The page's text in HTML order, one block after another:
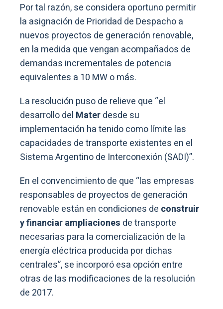
Por tal razón, se considera oportuno permitir
la asignación de Prioridad de Despacho a
nuevos proyectos de generación renovable,
en la medida que vengan acompañados de
demandas incrementales de potencia
equivalentes a 10 MW o más.
La resolución puso de relieve que “el
desarrollo del Materdesde su
implementación ha tenido como límite las
capacidades de transporte existentes en el
Sistema Argentino de Interconexión (SADI)”.
En el convencimiento de que “las empresas
responsables de proyectos de generación
renovable están en condiciones de construir
y financiar ampliaciones de transporte
necesarias para la comercialización de la
energía eléctrica producida por dichas
centrales”, se incorporó esa opción entre
otras de las modificaciones de la resolución
de 2017.